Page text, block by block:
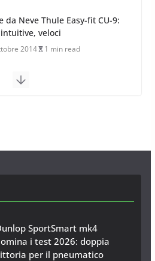
da Neve Arexocks by
26 Ottobre 2013 1 min read
Calze da Neve per Auto 2025:
2017
SportSmart mk4
i test 2026: doppia
per il pneumatico